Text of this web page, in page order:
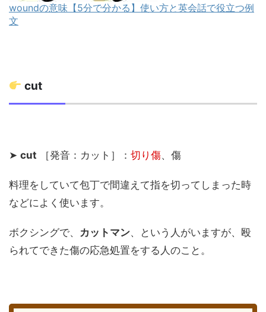
woundの意味【5分で分かる】使い方と英会話で役立つ例
文
cut
➤ cut ［発音：カット］： 切り傷、傷
料理をしていて包丁で間違えて指を切ってしまった時
などによく使います。
ボクシングで、 カットマン、という人がいますが、殴
られてできた傷の応急処置をする人のこと。